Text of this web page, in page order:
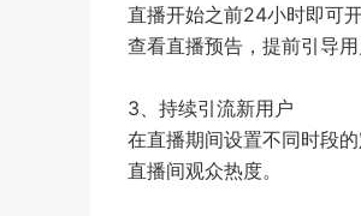
直播开始之前24小时即可
查看直播预告，提前引导
3、持续引流新用户
在直播期间设置不同时段
直播间观众热度。